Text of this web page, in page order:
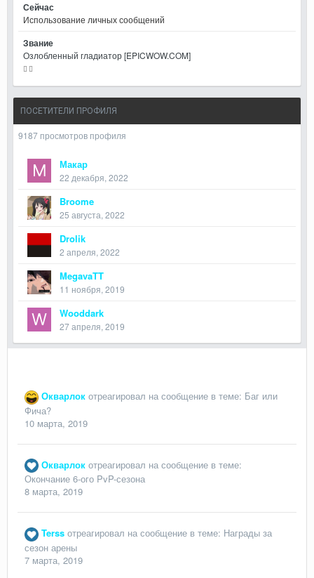
Сейчас
Использование личных сообщений
Звание
Озлобленный гладиатор [EPICWOW.COM]
ПОСЕТИТЕЛИ ПРОФИЛЯ
9187 просмотров профиля
Макар
22 декабря, 2022
Broome
25 августа, 2022
Drolik
2 апреля, 2022
MegavaTT
11 ноября, 2019
Wooddark
27 апреля, 2019
Окварлок отреагировал на сообщение в теме: Баг или
Фича?
10 марта, 2019
Окварлок отреагировал на сообщение в теме:
Окончание 6-ого PvP-сезона
8 марта, 2019
Terss отреагировал на сообщение в теме: Награды за
сезон арены
7 марта, 2019